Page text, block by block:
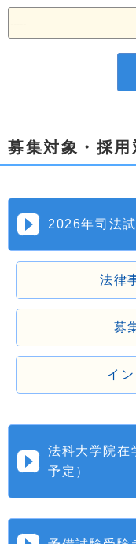
募集対象・採用
2026年司法
法律
募
イ
法科大学院在
予定）